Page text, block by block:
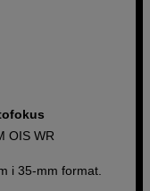
OIS WR
i 35-mm format.